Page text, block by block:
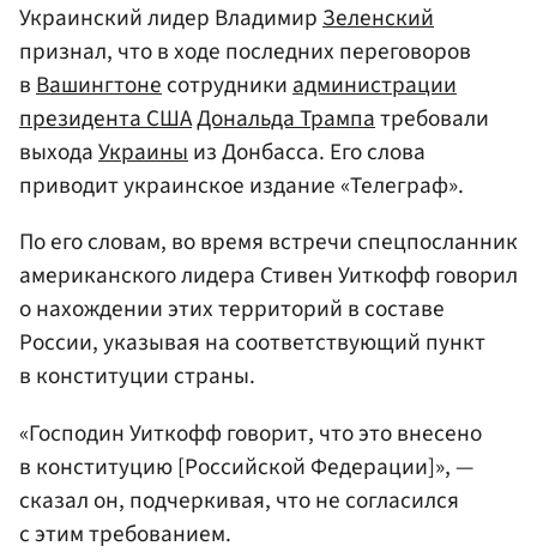
Украинский лидер ВладимирЗеленский
признал, что в ходе последних переговоров
вВашингтонесотрудникиадминистрации
президента СШАДональда Трампатребовали
выходаУкраиныиз Донбасса. Его слова
приводит украинское издание «Телеграф».
По его словам, во время встречи спецпосланник
американского лидера Стивен Уиткофф говорил
о нахождении этих территорий в составе
России, указывая на соответствующий пункт
в конституции страны.
«Господин Уиткофф говорит, что это внесено
в конституцию [Российской Федерации]», —
сказал он, подчеркивая, что не согласился
с этим требованием.